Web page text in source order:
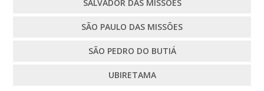
SALVADOR DAS MISSÕES
SÃO PAULO DAS MISSÕES
SÃO PEDRO DO BUTIÁ
UBIRETAMA